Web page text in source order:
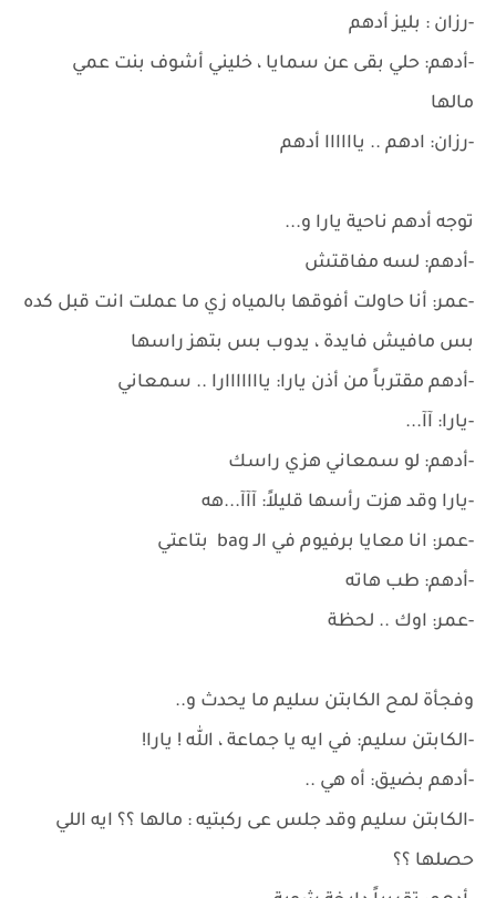
-رزان : بليز أدهم
-أدهم: حلي بقى عن سمايا ، خليني أشوف بنت عمي
مالها
-رزان: ادهم .. ياااااا أدهم
توجه أدهم ناحية يارا و...
-أدهم: لسه مفاقتش
-عمر: أنا حاولت أفوقها بالمياه زي ما عملت انت قبل كده
بس مافيش فايدة ، يدوب بس بتهز راسها
-أدهم مقترباً من أذن يارا: يااااااارا .. سمعاني
-يارا: آآ...
-أدهم: لو سمعاني هزي راسك
-يارا وقد هزت رأسها قليلاً: آآآ...هه
-عمر: انا معايا برفيوم في الـ bag بتاعتي
-أدهم: طب هاته
-عمر: اوك .. لحظة
وفجأة لمح الكابتن سليم ما يحدث و..
-الكابتن سليم: في ايه يا جماعة ، الله ! يارا!
-أدهم بضيق: أه هي ..
-الكابتن سليم وقد جلس عى ركبتيه : مالها ؟؟ ايه اللي
حصلها ؟؟